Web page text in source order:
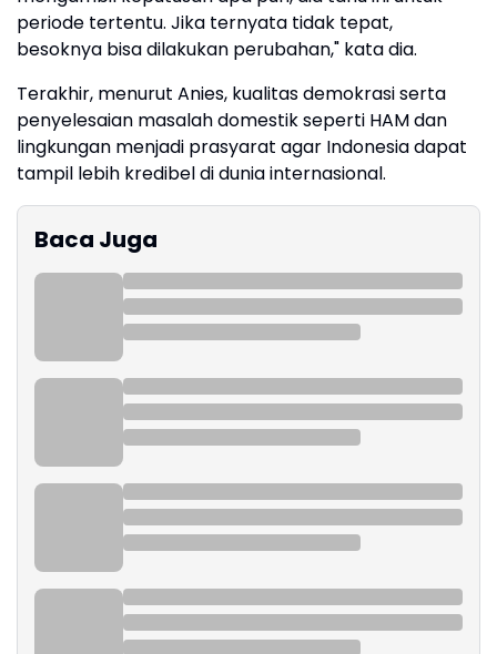
periode tertentu. Jika ternyata tidak tepat,
besoknya bisa dilakukan perubahan," kata dia.
Terakhir, menurut Anies, kualitas demokrasi serta
penyelesaian masalah domestik seperti HAM dan
lingkungan menjadi prasyarat agar Indonesia dapat
tampil lebih kredibel di dunia internasional.
Baca Juga